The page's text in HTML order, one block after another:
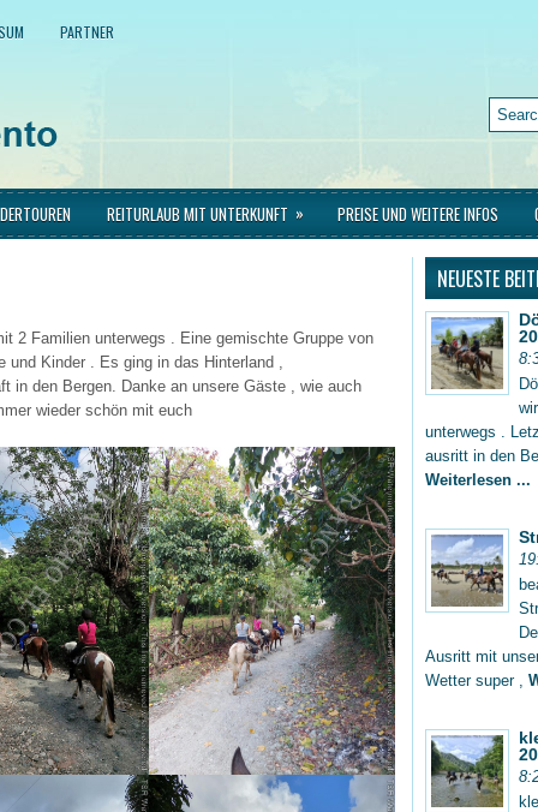
PARTNER
REITURLAUB MIT UNTERKUNFT » PREISE UND WEITERE INFOS
2 Familien unterwegs . Eine gemischte Gruppe von
und Kinder . Es ging in das Hinterland ,
in den Bergen. Danke an unsere Gäste , wie auch
wieder schön mit euch
NEUESTE
unterwegs .
ausritt in den
Weiterlesen ...
Ausritt mit
Wetter super ,